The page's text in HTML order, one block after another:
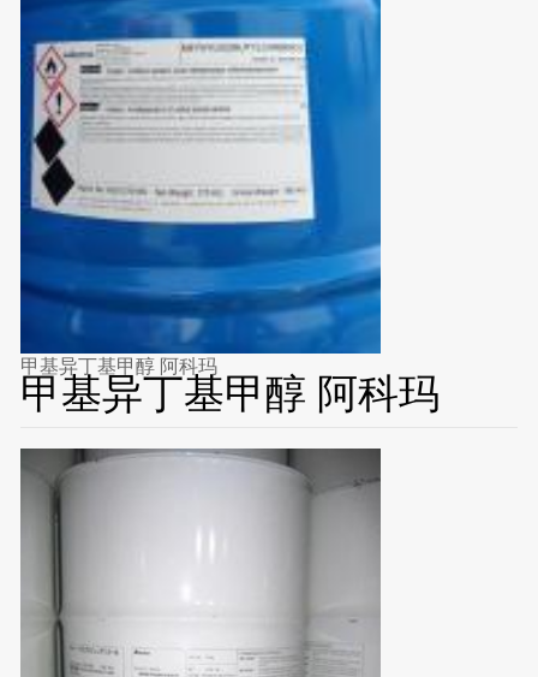
甲基异丁基甲醇 阿科玛
甲基异丁基甲醇 阿科玛